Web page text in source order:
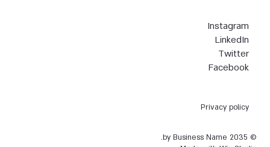
Privacy policy
© 2035 by Business Name.
Instagram
LinkedIn
Twitter
Facebook